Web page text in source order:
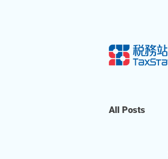
All Posts